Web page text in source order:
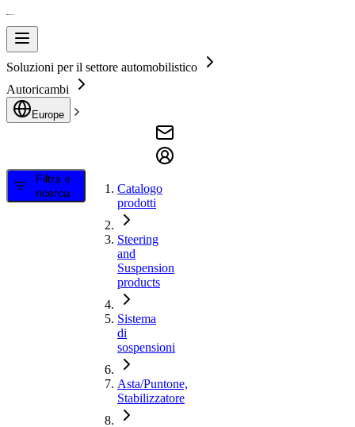
Soluzioni per il settore automobilistico
Autoricambi
Europe
Filtra e
ricerca
Catalogo
prodotti
Steering
and
Suspension
products
Sistema
di
sospensioni
Asta/Puntone,
Stabilizzatore